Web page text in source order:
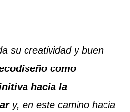
su creatividad y buen
como
hacia la
y, en este camino hacia